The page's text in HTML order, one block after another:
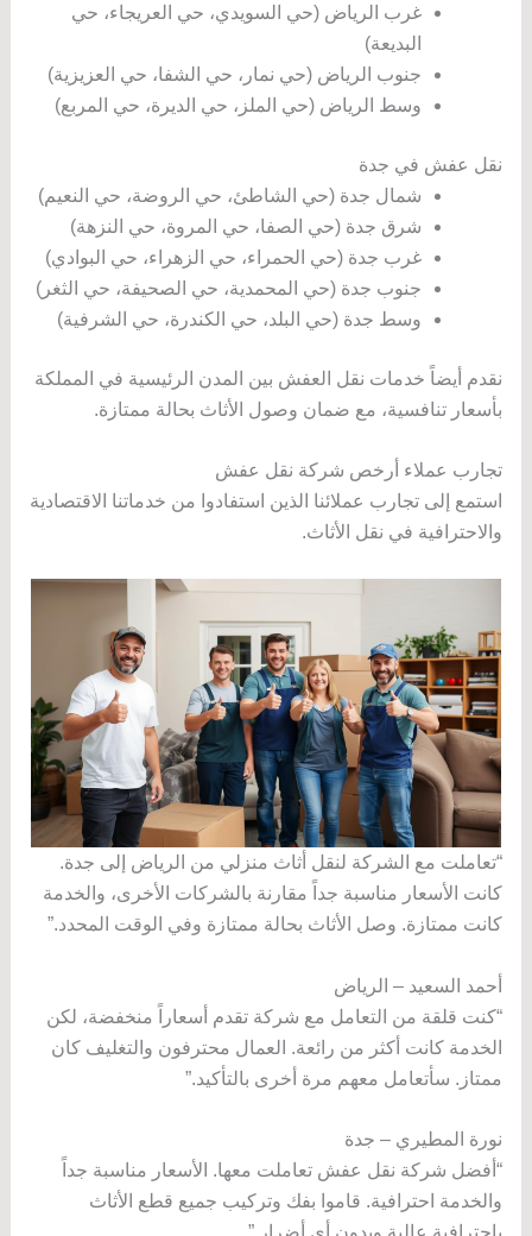
غرب الرياض (حي السويدي، حي العريجاء، حي
البديعة)
جنوب الرياض (حي نمار، حي الشفا، حي العزيزية)
وسط الرياض (حي الملز، حي الديرة، حي المربع)
نقل عفش في جدة
شمال جدة (حي الشاطئ، حي الروضة، حي النعيم)
شرق جدة (حي الصفا، حي المروة، حي النزهة)
غرب جدة (حي الحمراء، حي الزهراء، حي البوادي)
جنوب جدة (حي المحمدية، حي الصحيفة، حي الثغر)
وسط جدة (حي البلد، حي الكندرة، حي الشرفية)
نقدم أيضاً خدمات نقل العفش بين المدن الرئيسية في المملكة
بأسعار تنافسية، مع ضمان وصول الأثاث بحالة ممتازة.
تجارب عملاء أرخص شركة نقل عفش
استمع إلى تجارب عملائنا الذين استفادوا من خدماتنا الاقتصادية
والاحترافية في نقل الأثاث.
“تعاملت مع الشركة لنقل أثاث منزلي من الرياض إلى جدة.
كانت الأسعار مناسبة جداً مقارنة بالشركات الأخرى، والخدمة
كانت ممتازة. وصل الأثاث بحالة ممتازة وفي الوقت المحدد.”
أحمد السعيد – الرياض
“كنت قلقة من التعامل مع شركة تقدم أسعاراً منخفضة، لكن
الخدمة كانت أكثر من رائعة. العمال محترفون والتغليف كان
ممتاز. سأتعامل معهم مرة أخرى بالتأكيد.”
نورة المطيري – جدة
“أفضل شركة نقل عفش تعاملت معها. الأسعار مناسبة جداً
والخدمة احترافية. قاموا بفك وتركيب جميع قطع الأثاث